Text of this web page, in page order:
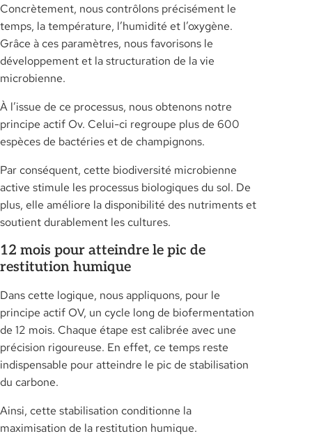
Concrètement, nous contrôlons précisément le
temps, la température, l’humidité et l’oxygène.
Grâce à ces paramètres, nous favorisons le
développement et la structuration de la vie
microbienne.
À l’issue de ce processus, nous obtenons notre
principe actif Ov. Celui-ci regroupe plus de 600
espèces de bactéries et de champignons.
Par conséquent, cette biodiversité microbienne
active stimule les processus biologiques du sol. De
plus, elle améliore la disponibilité des nutriments et
soutient durablement les cultures.
12 mois pour atteindre le pic de
restitution humique
Dans cette logique, nous appliquons, pour le
principe actif OV, un cycle long de biofermentation
de 12 mois. Chaque étape est calibrée avec une
précision rigoureuse. En effet, ce temps reste
indispensable pour atteindre le pic de stabilisation
du carbone.
Ainsi, cette stabilisation conditionne la
maximisation de la restitution humique.